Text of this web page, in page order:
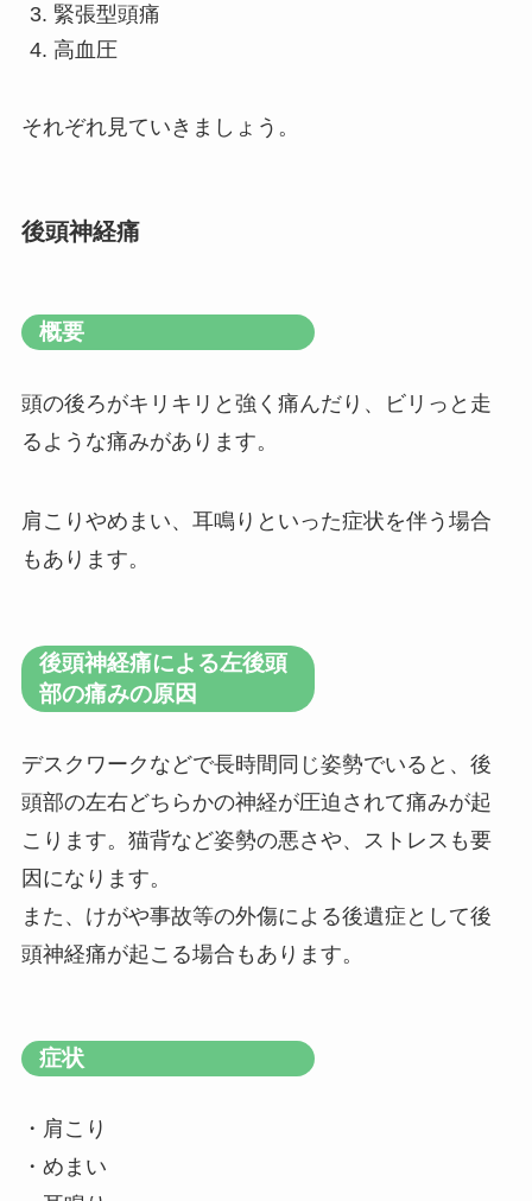
緊張型頭痛
高血圧
それぞれ見ていきましょう。
後頭神経痛
概要
頭の後ろがキリキリと強く痛んだり、ビリっと走
るような痛みがあります。
肩こりやめまい、耳鳴りといった症状を伴う場合
もあります。
後頭神経痛による左後頭
部の痛みの原因
デスクワークなどで長時間同じ姿勢でいると、後
頭部の左右どちらかの神経が圧迫されて痛みが起
こります。猫背など姿勢の悪さや、ストレスも要
因になります。
また、けがや事故等の外傷による後遺症として後
頭神経痛が起こる場合もあります。
症状
・肩こり
・めまい